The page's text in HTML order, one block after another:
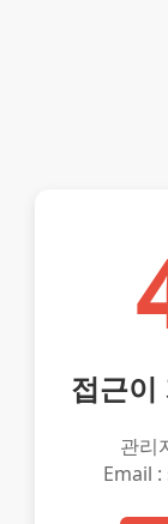
접근이
관리
Email